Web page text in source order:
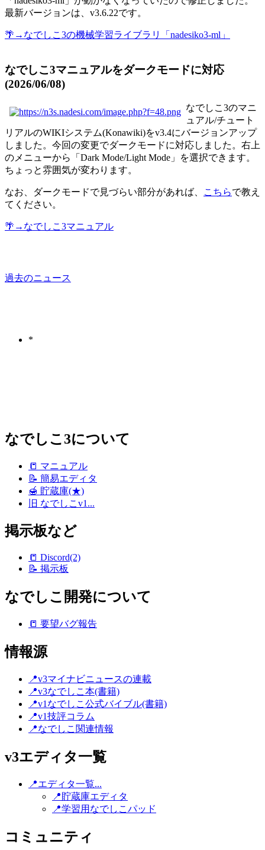
最新バージョンは、v3.6.22です。
🌴→なでしこ3の機械学習ライブラリ「nadesiko3-ml」
なでしこ3マニュアルをダークモードに対応
(2026/06/08)
なでしこ3のマニ
ュアル/チュート
リアルのWIKIシステム(Konawiki)をv3.4にバージョンアップ
しました。今回の変更でダークモードに対応しました。右上
のメニューから「Dark Mode/Light Mode」を選択できます。
ちょっと雰囲気が変わります。
なお、ダークモードで見づらい部分があれば、 こちらで教え
てください。
🌴→なでしこ3マニュアル
過去のニュース
*
なでしこ3について
📒 マニュアル
📝 簡易エディタ
🍯 貯蔵庫(★)
旧 なでしこv1...
掲示板など
📒 Discord(2)
📝 掲示板
なでしこ開発について
📒 要望バグ報告
情報源
📍v3マイナビニュースの連載
📍v3なでしこ本(書籍)
📍v1なでしこ公式バイブル(書籍)
📍v1技評コラム
📍なでしこ関連情報
v3エディタ一覧
📍エディタ一覧...
📍貯蔵庫エディタ
📍学習用なでしこパッド
コミュニティ